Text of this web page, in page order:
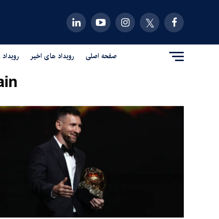
صفحه اصلی رویداد های اخیر